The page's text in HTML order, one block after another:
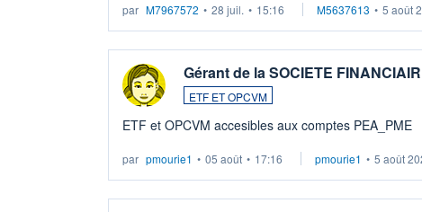
par M7967572 • 28 juil. • 15:16 M5637613 • 5 août
Gérant de la SOCIETE
ETF ET OPCVM
ETF et OPCVM accesibles aux comptes PEA_PME
par pmourie1 • 05 août • 17:16 pmourie1 • 5 août